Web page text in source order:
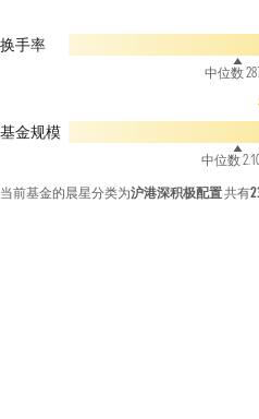
换手率
中位数
基金规模
中位数
当前基金的晨星分类为沪港深积极配置共有